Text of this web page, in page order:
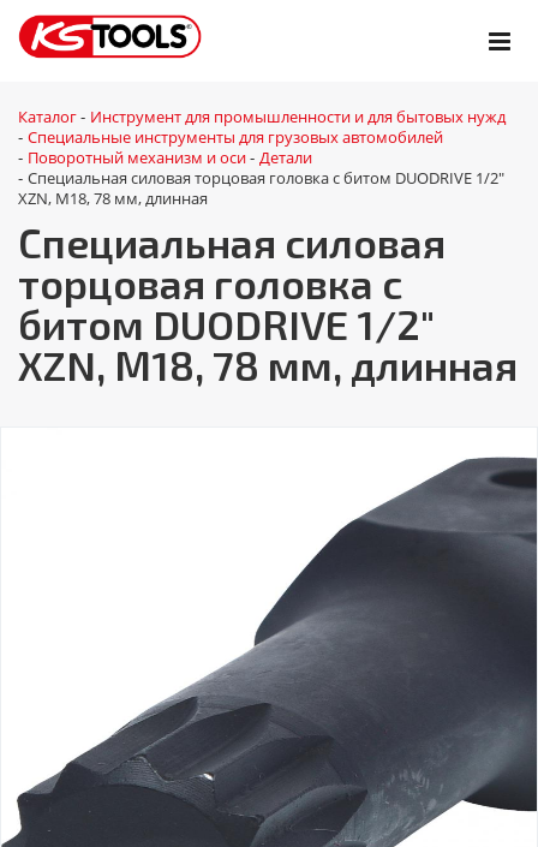
Каталог - Инструмент для промышленности и для бытовых нужд
- Специальные инструменты для грузовых автомобилей
- Поворотный механизм и оси - Детали
- Специальная силовая торцовая головка с битом DUODRIVE 1/2"
XZN, М18, 78 мм, длинная
Специальная силовая
торцовая головка с
битом DUODRIVE 1/2"
XZN, М18, 78 мм, длинная